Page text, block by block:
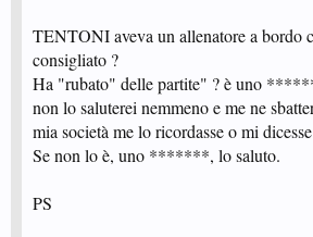
TENTONI aveva un allenatore a bordo
consigliato ?
Ha "rubato" delle partite" ? è uno
non lo saluterei nemmeno e me ne
mia società me lo ricordasse o mi
Se non lo è, uno *******, lo saluto.
PS